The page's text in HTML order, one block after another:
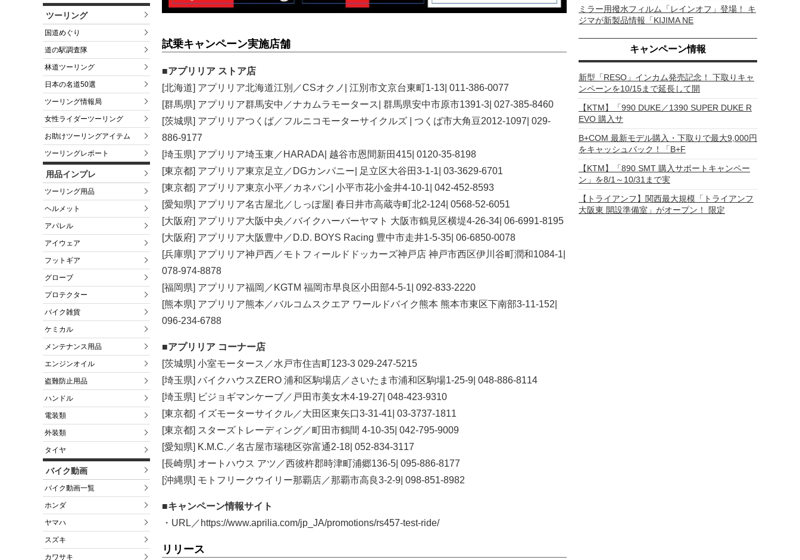
ツーリング
国道めぐり
道の駅調査隊
林道ツーリング
日本の名道50選
ツーリング情報局
女性ライダーツーリング
お助けツーリングアイテム
ツーリングレポート
用品インプレ
ツーリング用品
ヘルメット
アパレル
アイウェア
フットギア
グローブ
プロテクター
バイク雑貨
ケミカル
メンテナンス用品
エンジンオイル
盗難防止用品
ハンドル
電装類
外装類
タイヤ
バイク動画
バイク動画一覧
ホンダ
ヤマハ
スズキ
カワサキ
試乗キャンペーン実施店舗
■アプリリア ストア店
[北海道] アプリリア北海道江別／CSオクノ| 江別市文京台東町1-13| 011-386-0077
[群馬県] アプリリア群馬安中／ナカムラモータース| 群馬県安中市原市1391-3| 027-385-8460
[茨城県] アプリリアつくば／フルニコモーターサイクルズ | つくば市大角豆2012-1097| 029-
886-9177
[埼玉県] アプリリア埼玉東／HARADA| 越谷市恩間新田415| 0120-35-8198
[東京都] アプリリア東京足立／DGカンパニー| 足立区大谷田3-1-1| 03-3629-6701
[東京都] アプリリア東京小平／カネバン| 小平市花小金井4-10-1| 042-452-8593
[愛知県] アプリリア名古屋北／しっぽ屋| 春日井市高蔵寺町北2-124| 0568-52-6051
[大阪府] アプリリア大阪中央／バイクハーバーヤマト 大阪市鶴見区横堤4-26-34| 06-6991-8195
[大阪府] アプリリア大阪豊中／D.D. BOYS Racing 豊中市走井1-5-35| 06-6850-0078
[兵庫県] アプリリア神戸西／モトフィールドドッカーズ神戸店 神戸市西区伊川谷町潤和1084-1|
078-974-8878
[福岡県] アプリリア福岡／KGTM 福岡市早良区小田部4-5-1| 092-833-2220
[熊本県] アプリリア熊本／バルコムスクエア ワールドバイク熊本 熊本市東区下南部3-11-152|
096-234-6788
■アプリリア コーナー店
[茨城県] 小室モータース／水戸市住吉町123-3 029-247-5215
[埼玉県] バイクハウスZERO 浦和区駒場店／さいたま市浦和区駒場1-25-9| 048-886-8114
[埼玉県] ビジョギマンケーブ／戸田市美女木4-19-27| 048-423-9310
[東京都] イズモーターサイクル／大田区東矢口3-31-41| 03-3737-1811
[東京都] スターズトレーディング／町田市鶴間 4-10-35| 042-795-9009
[愛知県] K.M.C.／名古屋市瑞穂区弥富通2-18| 052-834-3117
[長崎県] オートハウス アツ／西彼杵郡時津町浦郷136-5| 095-886-8177
[沖縄県] モトフリークウイリー那覇店／那覇市高良3-2-9| 098-851-8982
■キャンペーン情報サイト
・URL／https://www.aprilia.com/jp_JA/promotions/rs457-test-ride/
リリース
ミラー用撥水フィルム「レインオフ」登場！ キ
ジマが新製品情報「KIJIMA NE
キャンペーン情報
新型「RESO」インカム発売記念！ 下取りキャ
ンペーンを10/15まで延長して開
【KTM】「990 DUKE／1390 SUPER DUKE R
EVO 購入サ
B+COM 最新モデル購入・下取りで最大9,000円
をキャッシュバック！「B+F
【KTM】「890 SMT 購入サポートキャンペー
ン」を8/1～10/31まで実
【トライアンフ】関西最大規模「トライアンフ
大阪東 開設準備室」がオープン！ 限定